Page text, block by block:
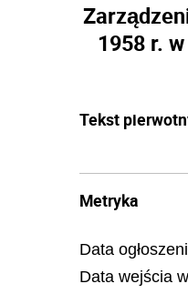
1958 r.
Tekst
Metryka
Data
Data wejścia